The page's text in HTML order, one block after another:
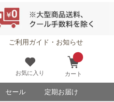
ご利用ガイド・お知らせ
お気に入り カート
セール 定期お届け